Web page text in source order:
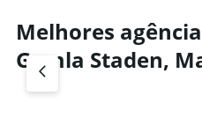
Melhores
Gamla Staden,